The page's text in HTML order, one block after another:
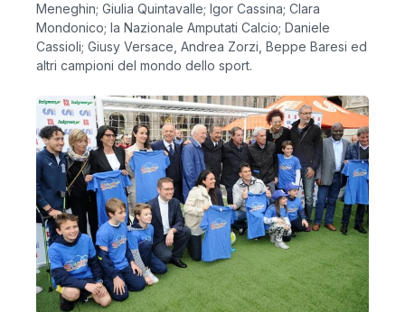
Meneghin; Giulia Quintavalle; Igor Cassina; Clara
Mondonico; la Nazionale Amputati Calcio; Daniele
Cassioli; Giusy Versace, Andrea Zorzi, Beppe Baresi ed
altri campioni del mondo dello sport.